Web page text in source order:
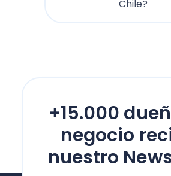
Chile?
+15.000
negocio
nuestro